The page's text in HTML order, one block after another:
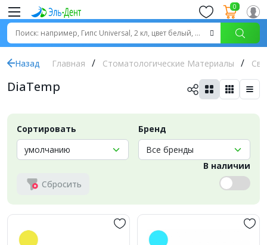
0
Назад Главная Стоматологические Материалы
DiaTemp
Сортировать Бренд
Сбросить
В наличии